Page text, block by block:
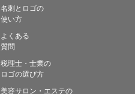
名刺とロゴの
使い方
よくある
質問
税理士・士業の
ロゴの選び方
美容サロン・エステの